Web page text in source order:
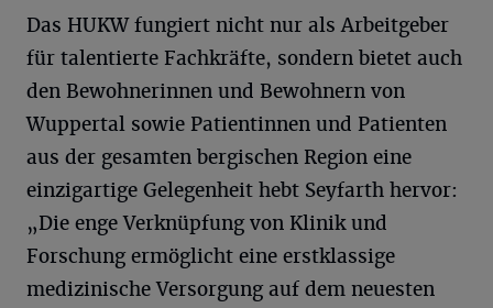
Das HUKW fungiert nicht nur als Arbeitgeber
für talentierte Fachkräfte, sondern bietet auch
den Bewohnerinnen und Bewohnern von
Wuppertal sowie Patientinnen und Patienten
aus der gesamten bergischen Region eine
einzigartige Gelegenheit hebt Seyfarth hervor:
„Die enge Verknüpfung von Klinik und
Forschung ermöglicht eine erstklassige
medizinische Versorgung auf dem neuesten